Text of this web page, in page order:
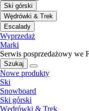
Ski górski
Wędrówki & Trek
Escalady
Wyprzedaż
Marki
Serwis posprzedażowy we
Szukaj
Nowe produkty
Ski
Snowboard
Ski górski
Wędrówki & Trek